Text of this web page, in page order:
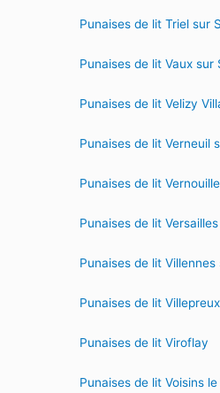
Punaises de lit Triel sur
Punaises de lit Vaux sur
Punaises de lit Velizy
Punaises de lit Verneuil
Punaises de lit
Punaises de lit Versailles
Punaises de lit Villennes
Punaises de lit Villepreux
Punaises de lit Viroflay
Punaises de lit Voisins